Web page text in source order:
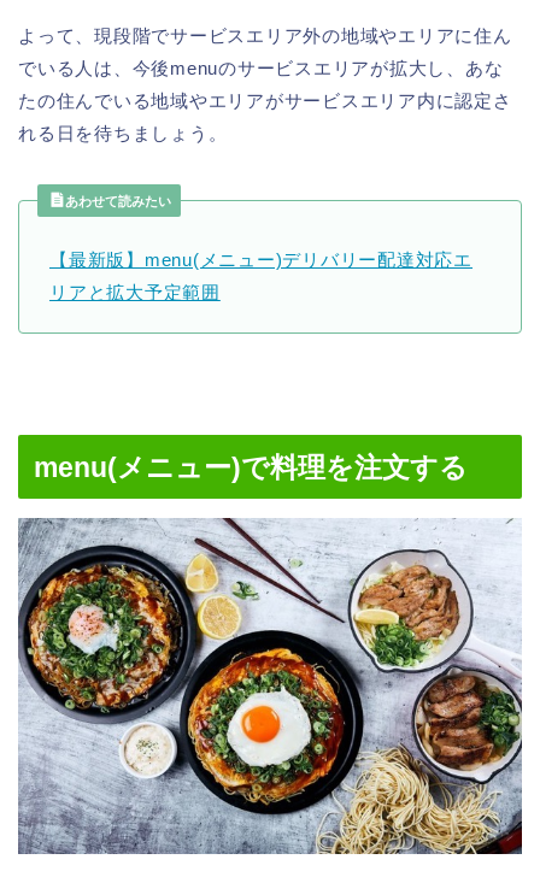
よって、現段階でサービスエリア外の地域やエリアに住ん
でいる人は、今後menuのサービスエリアが拡大し、あな
たの住んでいる地域やエリアがサービスエリア内に認定さ
れる日を待ちましょう。
あわせて読みたい
【最新版】menu(メニュー)デリバリー配達対応エ
リアと拡大予定範囲
menu(メニュー)で料理を注文する